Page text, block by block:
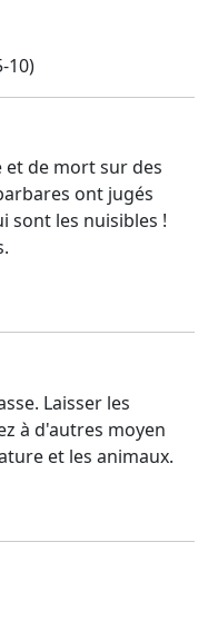
10)
et de mort sur des
ont jugés
sont les nuisibles !
Laisser les
à d'autres moyen
et les animaux.